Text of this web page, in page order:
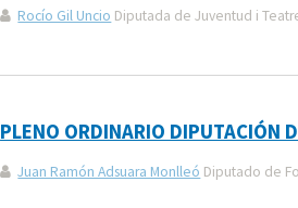
Rocío Gil Uncio Diputada de Juventud i
PLENO ORDINARIO DIPUTACIÓN
Juan Ramón Adsuara Monlleó Diputado de